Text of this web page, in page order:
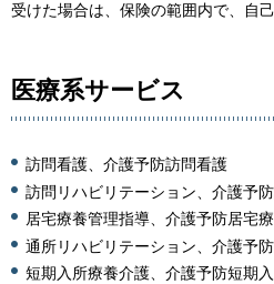
受けた場合は、保険の範囲内で、自
医療系サービス
訪問看護、介護予防訪問看護
訪問リハビリテーション、介護予
居宅療養管理指導、介護予防居宅
通所リハビリテーション、介護予
短期入所療養介護、介護予防短期